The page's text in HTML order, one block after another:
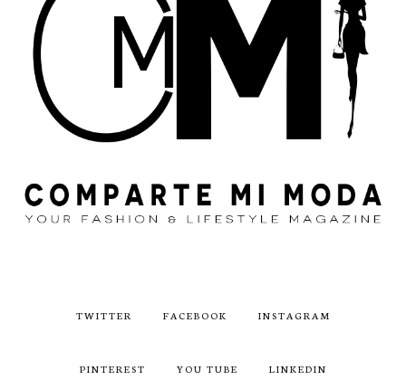
TWITTER FACEBOOK INSTAGRAM
PINTEREST YOU TUBE LINKEDIN